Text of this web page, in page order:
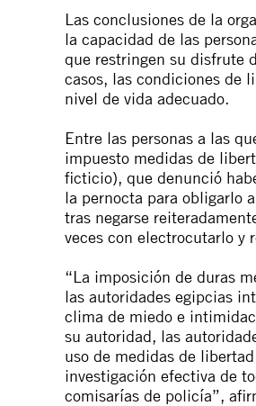
Las conclusiones de la
la capacidad de las
que restringen su disfrute
casos, las condiciones de
nivel de vida adecuado.
Entre las personas a las
impuesto medidas de
ficticio), que denunció
la pernocta para obligarlo a
tras negarse
veces con electrocutarlo y
“La imposición de duras
las autoridades egipcias
clima de miedo e
su autoridad, las a
uso de medidas de libertad
investigación efectiva de
comisarías de policía”, a